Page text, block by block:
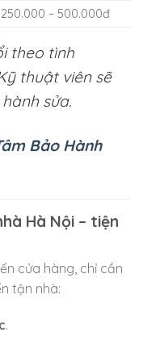
250.000 – 500.000đ
theo tình
thuật viên sẽ
sửa.
Bảo Hành
Hà Nội – tiện
cửa hàng, chỉ cần
tận nhà:
.